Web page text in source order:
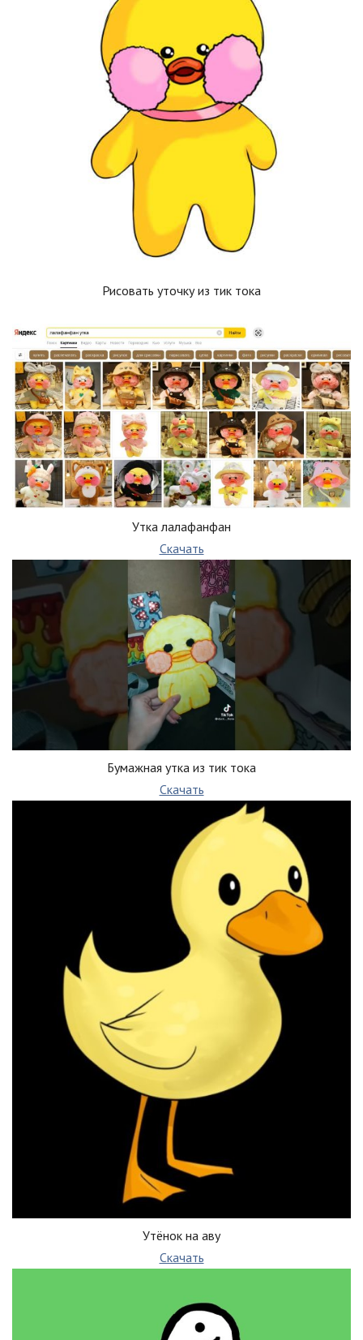
Рисовать уточку из тик тока
Утка лалафанфан
Скачать
Бумажная утка из тик тока
Скачать
Утёнок на аву
Скачать